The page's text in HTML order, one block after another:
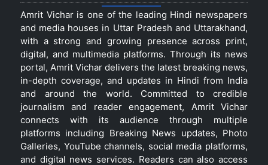
Amrit Vichar is one of the leading Hindi newspapers
and media houses in Uttar Pradesh and Uttarakhand,
with a strong and growing presence across print,
digital, and multimedia platforms. Through its news
portal, Amrit Vichar delivers the latest breaking news,
in-depth coverage, and updates in Hindi from India
and around the world. Committed to credible
journalism and reader engagement, Amrit Vichar
connects with its audience through multiple
platforms including Breaking News updates, Photo
Galleries, YouTube channels, social media platforms,
and digital news services. Readers can also access